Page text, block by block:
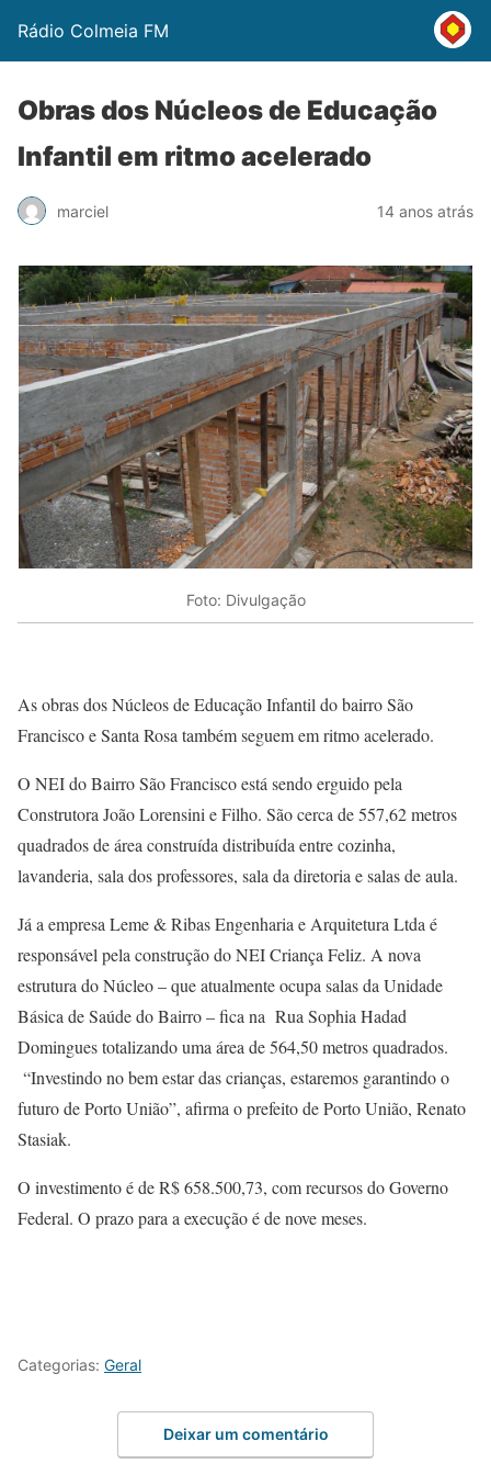
Rádio Colmeia FM
Obras dos Núcleos de Educação
Infantil em ritmo acelerado
marciel 14 anos atrás
Foto: Divulgação
As obras dos Núcleos de Educação Infantil do bairro São
Francisco e Santa Rosa também seguem em ritmo acelerado.
O NEI do Bairro São Francisco está sendo erguido pela
Construtora João Lorensini e Filho. São cerca de 557,62 metros
quadrados de área construída distribuída entre cozinha,
lavanderia, sala dos professores, sala da diretoria e salas de aula.
Já a empresa Leme & Ribas Engenharia e Arquitetura Ltda é
responsável pela construção do NEI Criança Feliz. A nova
estrutura do Núcleo – que atualmente ocupa salas da Unidade
Básica de Saúde do Bairro – fica na Rua Sophia Hadad
Domingues totalizando uma área de 564,50 metros quadrados.
“Investindo no bem estar das crianças, estaremos garantindo o
futuro de Porto União”, afirma o prefeito de Porto União, Renato
Stasiak.
O investimento é de R$ 658.500,73, com recursos do Governo
Federal. O prazo para a execução é de nove meses.
Categorias: Geral
Deixar um comentário